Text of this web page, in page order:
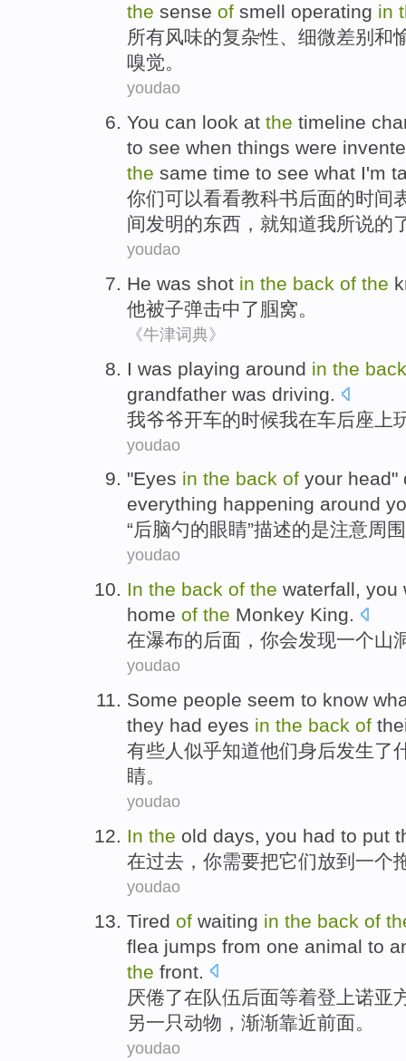
the sense of smell operating in
所有风味的复杂性、 细微差别 和
嗅觉。
youdao
You can look at the timeline
to see when things were
the same time to see what I'm
你们可以看看教科书后面的时间
间发明的东西 ，就知道我所说的
youdao
He was shot in the back of the
他被子弹击中了 腘窝。
《牛津词典》
I was playing around in the
grandfather was driving.
我爷爷开车的时候我在车后座上
youdao
"Eyes in the back of your
everything happening around
“后脑勺的眼睛”描述的是注意周
youdao
In the back of the waterfall,
home of the Monkey King.
在瀑布的后面，你会发现一个山
youdao
Some people seem to know
they had eyes in the back of
有些人似乎知道他们身后发生了
睛。
youdao
In the old days, you had to put
在过去 ， 你需要把它们放到 一个
youdao
Tired of waiting in the back of
flea jumps from one animal to
the front
厌倦了在队伍 后面等着登上诺亚
另一 只动物，渐渐靠近前面。
youdao